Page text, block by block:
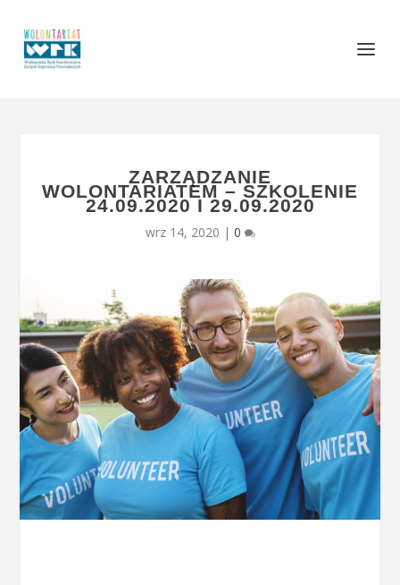
ZARZĄDZANIE
WOLONTARIATEM – SZKOLENIE
24.09.2020 I 29.09.2020
wrz 14, 2020 | 0